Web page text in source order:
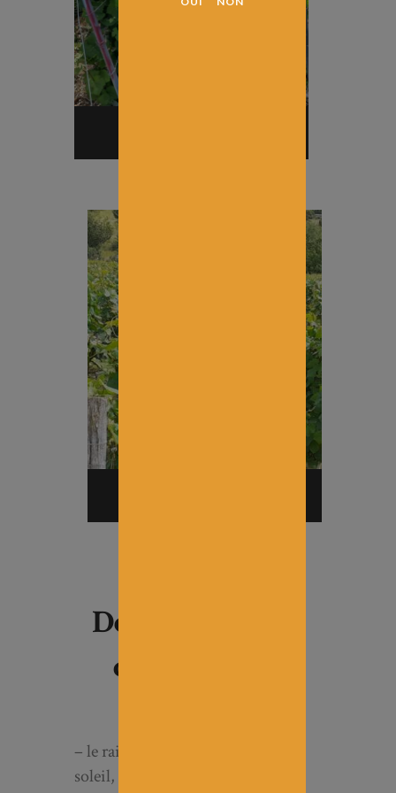
Deux avantages
du relevage
– le raisin est mieux exposé au
soleil, ce qui facilite la